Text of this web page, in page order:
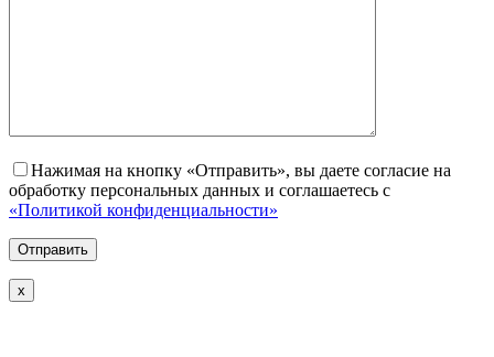
Нажимая на кнопку «Отправить», вы даете согласие на
обработку персональных данных и соглашаетесь с
«Политикой конфиденциальности»
х